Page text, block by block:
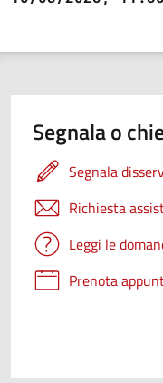
Segnala o
Segnala
Richiesta
Leggi le
Prenota